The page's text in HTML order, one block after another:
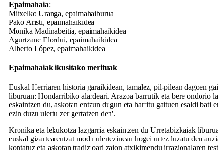
Epaimahaia:
Mitxelko Uranga, epaimahaiburua
Pako Aristi, epaimahaikidea
Monika Madinabeitia, epaimahaikidea
Agurtzane Elordui, epaimahaikidea
Alberto López, epaimahaikidea
Epaimahaiak ikusitako merituak
Euskal Herriaren historia garaikidean, tamalez, pil-pilean dagoen
liburuan: Hondarribiko alardeari. Arazoa barrutik eta bere ondorio
eskaintzen du, askotan entzun dugun eta harritu gaituen esaldi bati
ezin duzu ulertu zer gertatzen den'.
Kronika eta lekukotza lazgarria eskaintzen du Urretabizkaiak
euskal gizartearentzat modu ulertezinean hogei urtez luzatu den
kontatuz eta askotan tradizioari zaion atxikimendu irrazionalaren